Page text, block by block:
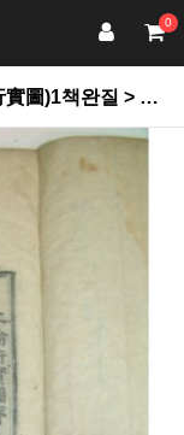
0
책완질 > 고서적